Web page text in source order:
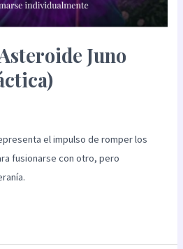
Juno
el impulso de romper los
fusionarse con otro, pero